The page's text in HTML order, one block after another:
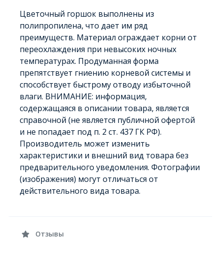
Цветочный горшок выполнены из
полипропилена, что дает им ряд
преимуществ. Материал ограждает корни от
переохлаждения при невысоких ночных
температурах. Продуманная форма
препятствует гниению корневой системы и
способствует быстрому отводу избыточной
влаги. ВНИМАНИЕ: информация,
содержащаяся в описании товара, является
справочной (не является публичной офертой
и не попадает под п. 2 ст. 437 ГК РФ).
Производитель может изменить
характеристики и внешний вид товара без
предварительного уведомления. Фотографии
(изображения) могут отличаться от
действительного вида товара.
Отзывы